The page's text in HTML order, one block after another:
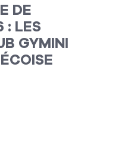
DE
: LES
GYMINI